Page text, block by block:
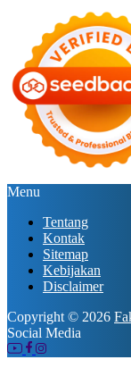
Menu
Tentang
Kontak
Sitemap
Kebijakan
Disclaimer
Copyright © 2026
Social Media